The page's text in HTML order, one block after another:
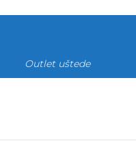
Outlet uštede